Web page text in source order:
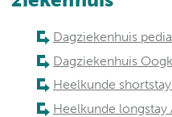
Dagziekenhuis
Dagziekenhuis
Heelkunde
Heelkunde longstay